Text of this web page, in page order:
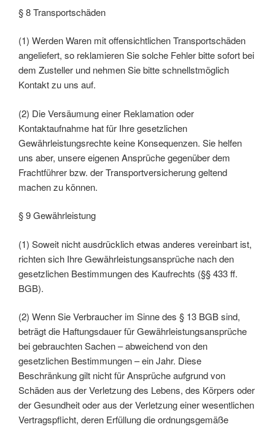
§ 8 Transportschäden
(1) Werden Waren mit offensichtlichen Transportschäden
angeliefert, so reklamieren Sie solche Fehler bitte sofort bei
dem Zusteller und nehmen Sie bitte schnellstmöglich
Kontakt zu uns auf.
(2) Die Versäumung einer Reklamation oder
Kontaktaufnahme hat für Ihre gesetzlichen
Gewährleistungsrechte keine Konsequenzen. Sie helfen
uns aber, unsere eigenen Ansprüche gegenüber dem
Frachtführer bzw. der Transportversicherung geltend
machen zu können.
§ 9 Gewährleistung
(1) Soweit nicht ausdrücklich etwas anderes vereinbart ist,
richten sich Ihre Gewährleistungsansprüche nach den
gesetzlichen Bestimmungen des Kaufrechts (§§ 433 ff.
BGB).
(2) Wenn Sie Verbraucher im Sinne des § 13 BGB sind,
beträgt die Haftungsdauer für Gewährleistungsansprüche
bei gebrauchten Sachen – abweichend von den
gesetzlichen Bestimmungen – ein Jahr. Diese
Beschränkung gilt nicht für Ansprüche aufgrund von
Schäden aus der Verletzung des Lebens, des Körpers oder
der Gesundheit oder aus der Verletzung einer wesentlichen
Vertragspflicht, deren Erfüllung die ordnungsgemäße